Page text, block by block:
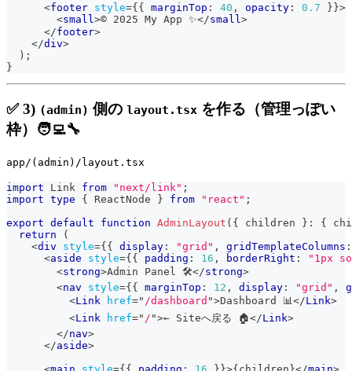
<footer style={{ marginTop : 40 , opacity : 0.7 }}>
<small >© 2025 My App ✨</small >
</footer>
</div>
) ;
}
✅ 3) (admin) 側の layout.tsx を作る（管理っぽい
枠）🧑‍💻🔧
app/(admin)/layout.tsx
import Link from "next/link" ;
import type { ReactNode } from "react" ;
export default function AdminLayout ( { children } : {
return
(
<div style={ { display : "grid" , gridTemplateColumns :
<aside style={ { padding : 16 , borderRight :
"1px
<strong>Admin Panel 🛠️</strong>
<nav style={ { marginTop : 12 , display : "grid" ,
<Link href=" /dashboard ">Dashboard 📊</Link>
<Link href=" / ">← Siteへ戻る 🏠</Link>
</nav>
</aside>